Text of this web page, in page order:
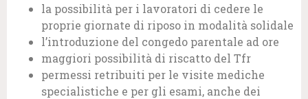
la possibilità per i lavoratori di cedere le
proprie giornate di riposo in modalità solidale
l’introduzione del congedo parentale ad ore
maggiori possibilità di riscatto del Tfr
permessi retribuiti per le visite mediche
specialistiche e per gli esami, anche dei